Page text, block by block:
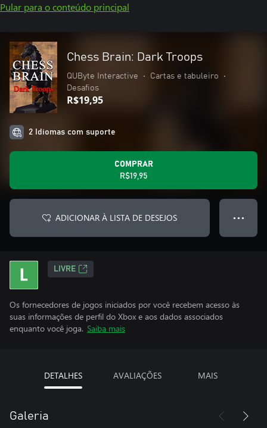
Pular para o conteúdo principal
Chess Brain: Dark Troops
QUByte Interactive • Cartas e tabuleiro
•
Desafios
R$19,95
2 Idiomas com suporte
COMPRAR
R$19,95
ADICIONAR À LISTA DE DESEJOS ● ● ●
LIVRE
Os fornecedores de jogos iniciados por você recebem acesso às
suas informações de perfil do Xbox e aos dados associados
enquanto você joga. Saiba mais
DETALHES AVALIAÇÕES MAIS
Galeria